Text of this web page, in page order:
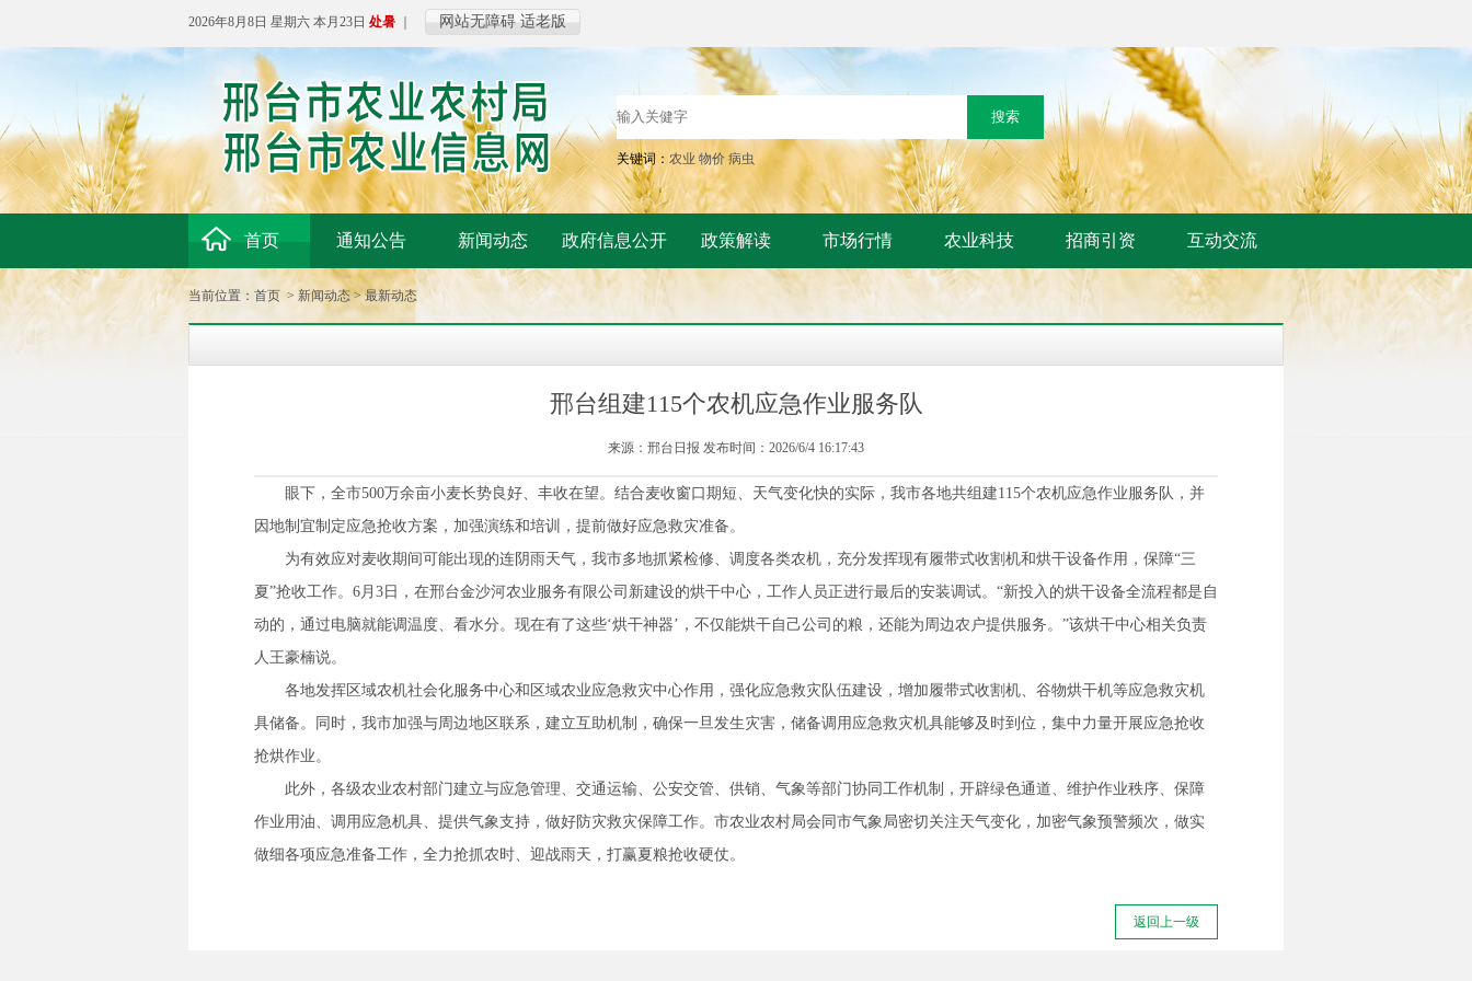
2026年8月8日 星期六 本月23日 处暑 网站无障碍 适老版
关键词： 农业 物价 病虫
首页 通知公告 新闻动态 政府信息公开 政策解读 市场行情 农业科技 招商引资 互动交流
当前位置： 首页 > 新闻动态>最新动态
邢台组建115个农机应急作业服务队
来源：邢台日报 发布时间：2026/6/4 16:17:43
眼下，全市500万余亩小麦长势良好、丰收在望。结合麦收窗口期短、天气变化快的实际，我市各地共组建115个农机应急作业服务队，并
因地制宜制定应急抢收方案，加强演练和培训，提前做好应急救灾准备。
为有效应对麦收期间可能出现的连阴雨天气，我市多地抓紧检修、调度各类农机，充分发挥现有履带式收割机和烘干设备作用，保障“三
夏”抢收工作。6月3日，在邢台金沙河农业服务有限公司新建设的烘干中心，工作人员正进行最后的安装调试。“新投入的烘干设备全流程都是自
动的，通过电脑就能调温度、看水分。现在有了这些‘烘干神器’，不仅能烘干自己公司的粮，还能为周边农户提供服务。”该烘干中心相关负责
人王豪楠说。
各地发挥区域农机社会化服务中心和区域农业应急救灾中心作用，强化应急救灾队伍建设，增加履带式收割机、谷物烘干机等应急救灾机
具储备。同时，我市加强与周边地区联系，建立互助机制，确保一旦发生灾害，储备调用应急救灾机具能够及时到位，集中力量开展应急抢收
抢烘作业。
此外，各级农业农村部门建立与应急管理、交通运输、公安交管、供销、气象等部门协同工作机制，开辟绿色通道、维护作业秩序、保障
作业用油、调用应急机具、提供气象支持，做好防灾救灾保障工作。市农业农村局会同市气象局密切关注天气变化，加密气象预警频次，做实
做细各项应急准备工作，全力抢抓农时、迎战雨天，打赢夏粮抢收硬仗。
返回上一级